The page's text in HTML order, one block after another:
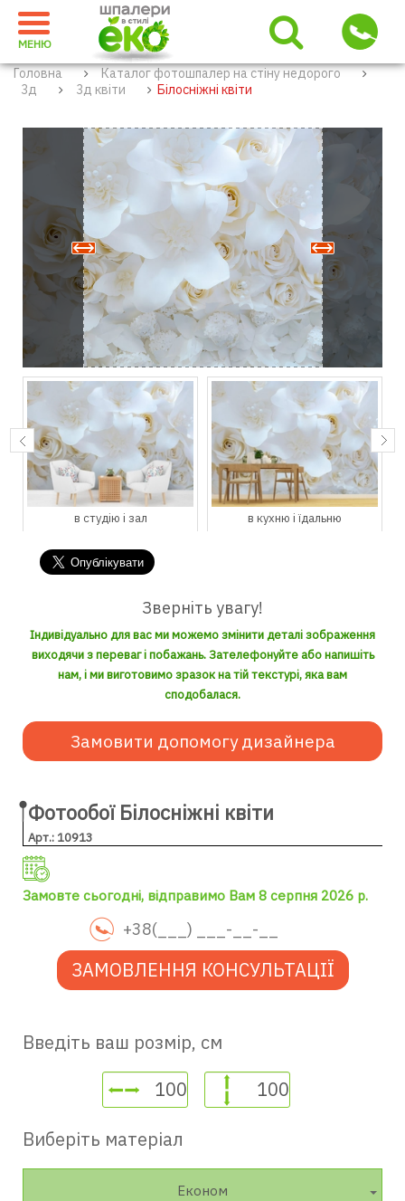
МЕНЮ
Головна
Каталог фотошпалер на стіну недорого
3д
3д квіти Білосніжні квіти
в студію і зал в кухню і їдальню
Зверніть увагу!
Індивідуально для вас ми можемо змінити деталі зображення
виходячи з переваг і побажань. Зателефонуйте або напишіть
нам, і ми виготовимо зразок на тій текстурі, яка вам
сподобалася.
Замовити допомогу дизайнера
Фотообої Білосніжні квіти
Арт.: 10913
Замовте сьогодні, відправимо Вам 8 серпня 2026 р.
ЗАМОВЛЕННЯ КОНСУЛЬТАЦІЇ
Введіть ваш розмір, см
Виберіть матеріал
Економ